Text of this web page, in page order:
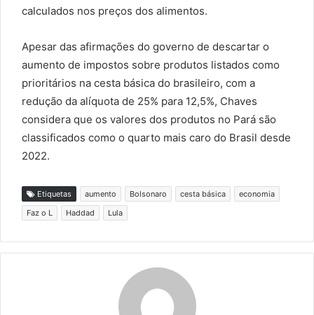
calculados nos preços dos alimentos.
Apesar das afirmações do governo de descartar o
aumento de impostos sobre produtos listados como
prioritários na cesta básica do brasileiro, com a
redução da alíquota de 25% para 12,5%, Chaves
considera que os valores dos produtos no Pará são
classificados como o quarto mais caro do Brasil desde
2022.
Etiquetas aumento Bolsonaro cesta básica
economia
Faz o L
Haddad Lula